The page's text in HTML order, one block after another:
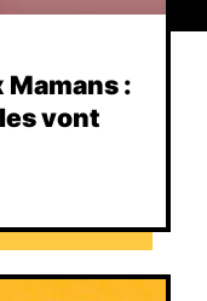
Mamans :
vont